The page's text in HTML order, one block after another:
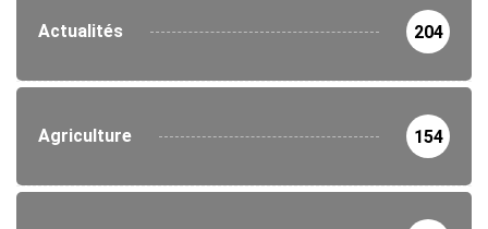
Actualités 204
Agriculture 154